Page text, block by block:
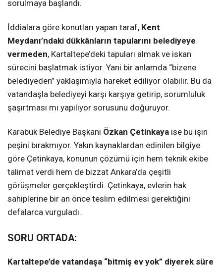
sorulmaya başlandı.
İddialara göre konutları yapan taraf, Kent
Meydanı’ndaki dükkânların tapularını belediyeye
vermeden, Kartaltepe’deki tapuları almak ve iskan
sürecini başlatmak istiyor. Yani bir anlamda “bizene
belediyeden” yaklaşımıyla hareket ediliyor olabilir. Bu da
vatandaşla belediyeyi karşı karşıya getirip, sorumluluk
şaşırtması mı yapılıyor sorusunu doğuruyor.
Karabük Belediye Başkanı Özkan Çetinkaya ise bu işin
peşini bırakmıyor. Yakın kaynaklardan edinilen bilgiye
göre Çetinkaya, konunun çözümü için hem teknik ekibe
talimat verdi hem de bizzat Ankara’da çeşitli
görüşmeler gerçekleştirdi. Çetinkaya, evlerin hak
sahiplerine bir an önce teslim edilmesi gerektiğini
defalarca vurguladı.
SORU ORTADA:
Kartaltepe’de vatandaşa “bitmiş ev yok” diyerek süre